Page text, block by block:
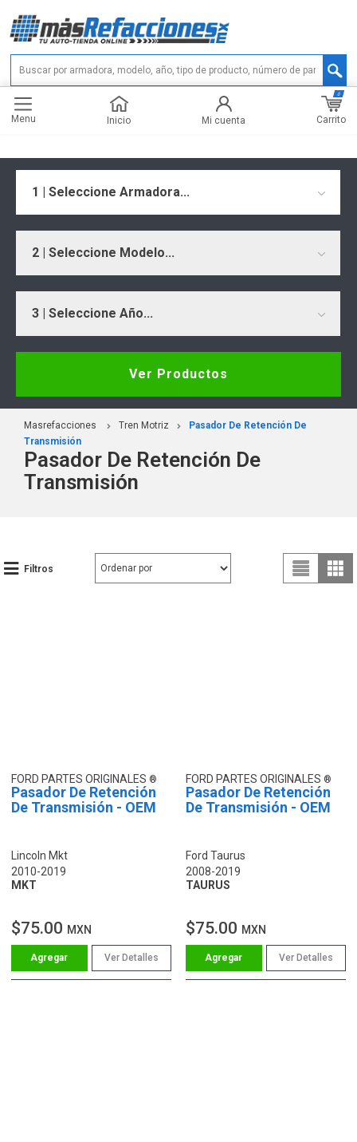
Menu Inicio Mi cuenta Carrito
0
1 | Seleccione Armadora...
2 | Seleccione Modelo...
3 | Seleccione Año...
Ver Productos
Masrefacciones Tren Motriz
Pasador De Retención De
Transmisión
Pasador De Retención De
Transmisión
Filtros
FORD PARTES ORIGINALES
Pasador De Retención
De Transmisión - OEM
Lincoln Mkt
2010-2019
MKT
$75.00 MXN
Ver Detalles
FORD PARTES ORIGINALES
Pasador De Retención
De Transmisión - OEM
Ford Taurus
2008-2019
TAURUS
$75.00 MXN
Ver Detalles